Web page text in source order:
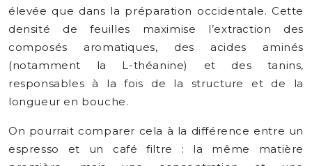
élevée que dans la préparation occidentale. Cette
densité de feuilles maximise l’extraction des
composés aromatiques, des acides aminés
(notamment la L-théanine) et des tanins,
responsables à la fois de la structure et de la
longueur en bouche.
On pourrait comparer cela à la différence entre un
espresso et un café filtre : la même matière